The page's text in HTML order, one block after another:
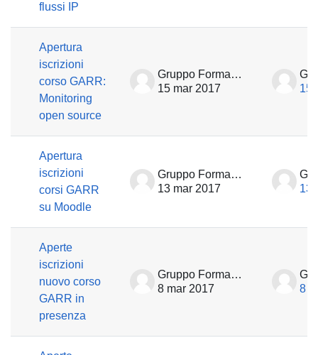
flussi IP
Apertura
iscrizioni
corso GARR:
Monitoring
open source
Gruppo Formazione
15 mar 2017
15
Apertura
iscrizioni
corsi GARR
su Moodle
Gruppo Formazione
13 mar 2017
13
Aperte
iscrizioni
nuovo corso
GARR in
presenza
Gruppo Formazione
8 mar 2017
8